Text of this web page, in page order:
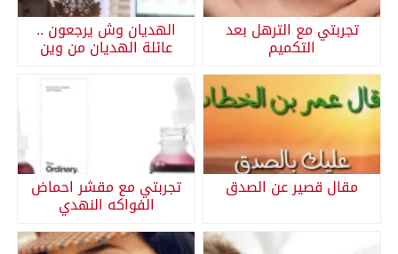
تجربتي مع الترهل بعد
التكميم
الهديان وش يرجعون ..
عائلة الهديان من وين
مقال قصير عن الصدق تجربتي مع مقشر احماض
الفواكه النهدي